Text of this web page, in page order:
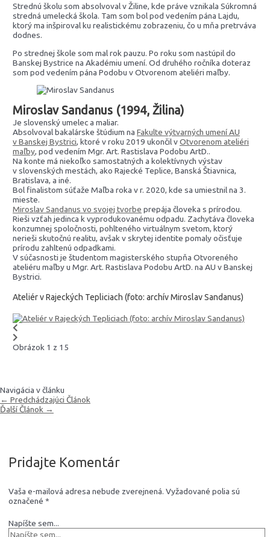
Strednú školu som absolvoval v Žiline, kde práve vznikala Súkromná
stredná umelecká škola. Tam som bol pod vedením pána Lajdu,
ktorý ma inšpiroval ku realistickému zobrazeniu, čo u mňa pretrváva
dodnes.
Po strednej škole som mal rok pauzu. Po roku som nastúpil do
Banskej Bystrice na Akadémiu umení. Od druhého ročníka doteraz
som pod vedením pána Podobu v Otvorenom ateliéri maľby.
Miroslav Sandanus (1994, Žilina)
Je slovenský umelec a maliar.
Absolvoval bakalárske štúdium naFakulte výtvarných umeníAU
v Banskej Bystrici, ktoré v roku 2019 ukončil vOtvorenom ateliéri
maľby, pod vedením Mgr. Art. Rastislava Podobu ArtD..
Na konte má niekoľko samostatných a kolektívnych výstav
v slovenských mestách, ako Rajecké Teplice, Banská Štiavnica,
Bratislava, a iné.
Bol finalistom súťaže Maľba roka v r. 2020, kde sa umiestnil na 3.
mieste.
Miroslav Sandanus vo svojej tvorbe prepája človeka s prírodou.
Rieši vzťah jedinca k vyprodukovanému odpadu. Zachytáva človeka
konzumnej spoločnosti, pohlteného virtuálnym svetom, ktorý
nerieši skutočnú realitu, avšak v skrytej identite pomaly očisťuje
prírodu zahltenú odpadkami.
V súčasnosti je študentom magisterského stupňa Otvoreného
ateliéru maľby u Mgr. Art. Rastislava Podobu ArtD. na AU v Banskej
Bystrici.
Ateliér v Rajeckých Tepliciach (foto: archív Miroslav Sandanus)
Obrázok 1 z 15
Navigácia v článku
← Predchádzajúci Článok
Ďalší Článok →
Pridajte Komentár
Vaša e-mailová adresa nebude zverejnená. Vyžadované polia sú
označené *
Napíšte sem...